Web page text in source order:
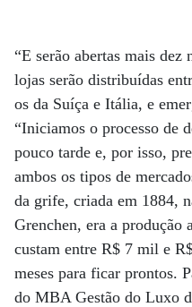
“E serão abertas mais
lojas serão distribuídas
os da Suíça e Itália, e
“Iniciamos o processo de
pouco tarde e, por isso,
ambos os tipos de
da grife, criada em 1884,
Grenchen, era a
custam entre R$ 7 mil e
meses para ficar prontos.
do MBA Gestão do Luxo